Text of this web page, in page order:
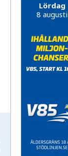
Lördag
8 augusti